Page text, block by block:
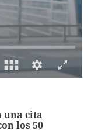
una cita
los 50